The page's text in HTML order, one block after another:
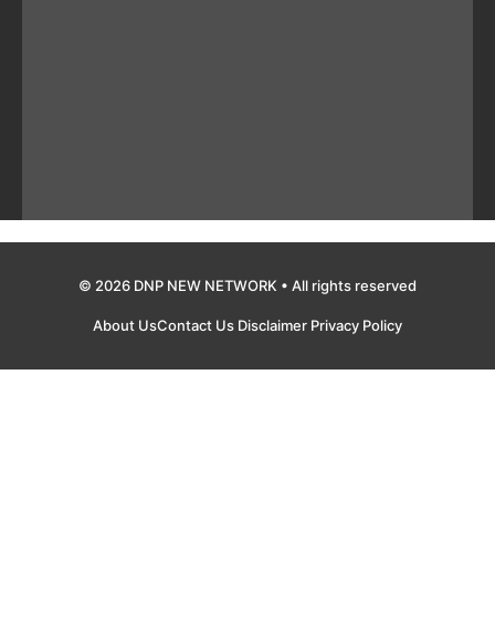
© 2026 DNP NEW NETWORK • All rights reserved
About UsContact Us Disclaimer Privacy Policy